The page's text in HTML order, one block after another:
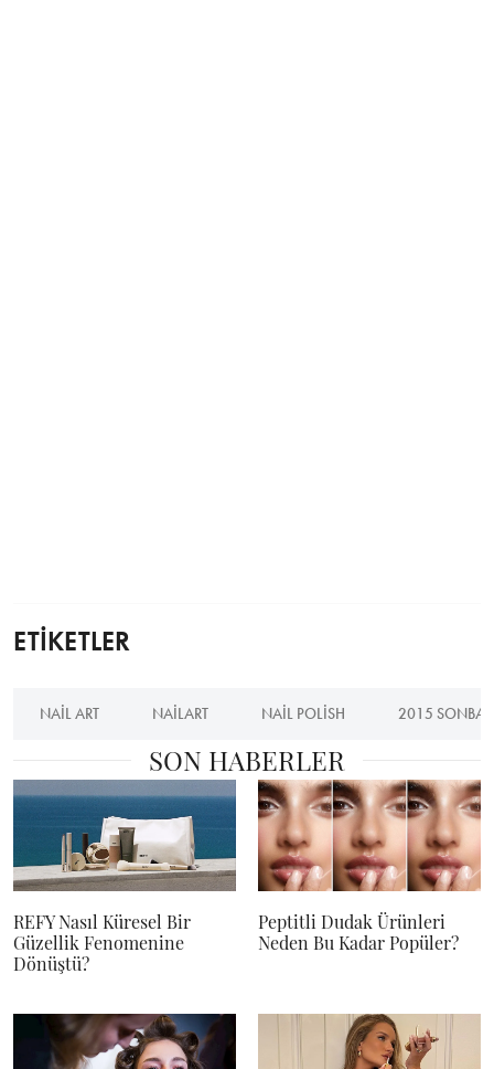
ETİKETLER
NAIL ART NAILART NAIL POLISH 2015
SON HABERLER
REFY Nasıl Küresel Bir
Güzellik Fenomenine
Dönüştü?
Peptitli Dudak Ürünleri
Neden Bu Kadar Popüler?